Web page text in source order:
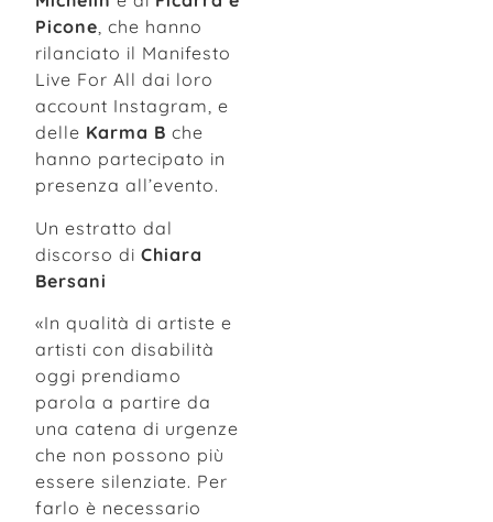
Picone, che hanno
rilanciato il Manifesto
Live For All dai loro
account Instagram, e
delle Karma B che
hanno partecipato in
presenza all’evento.
Un estratto dal
discorso di Chiara
Bersani
«In qualità di artiste e
artisti con disabilità
oggi prendiamo
parola a partire da
una catena di urgenze
che non possono più
essere silenziate. Per
farlo è necessario